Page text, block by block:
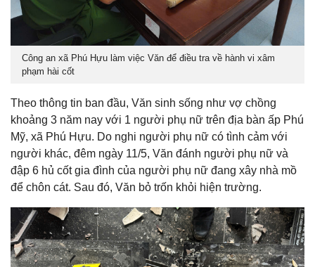
Công an xã Phú Hựu làm việc Văn để điều tra về hành vi xâm
phạm hài cốt
Theo thông tin ban đầu, Văn sinh sống như vợ chồng
khoảng 3 năm nay với 1 người phụ nữ trên địa bàn ấp Phú
Mỹ, xã Phú Hựu. Do nghi người phụ nữ có tình cảm với
người khác, đêm ngày 11/5, Văn đánh người phụ nữ và
đập 6 hủ cốt gia đình của người phụ nữ đang xây nhà mồ
để chôn cát. Sau đó, Văn bỏ trốn khỏi hiện trường.